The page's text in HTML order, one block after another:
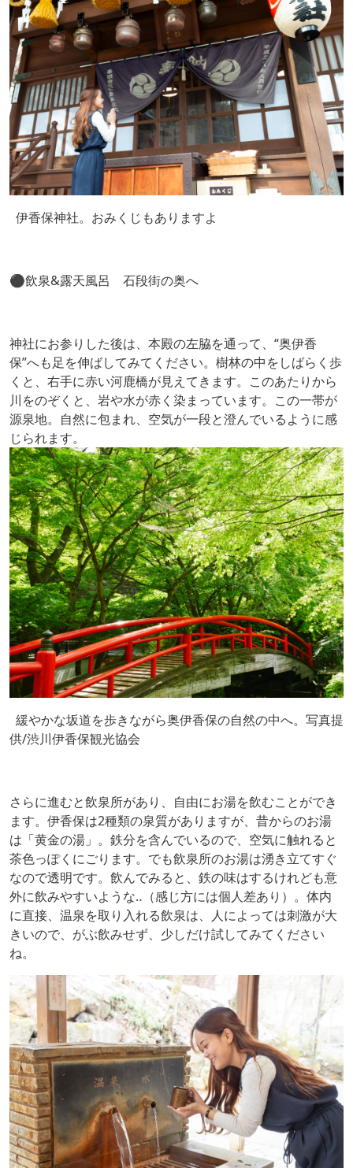
伊香保神社。おみくじもありますよ
⚫️飲泉&露天風呂 石段街の奥へ
神社にお参りした後は、本殿の左脇を通って、“奥伊香
保”へも足を伸ばしてみてください。樹林の中をしばらく歩
くと、右手に赤い河鹿橋が見えてきます。このあたりから
川をのぞくと、岩や水が赤く染まっています。この一帯が
源泉地。自然に包まれ、空気が一段と澄んでいるように感
じられます。
緩やかな坂道を歩きながら奥伊香保の自然の中へ。写真提
供/渋川伊香保観光協会
さらに進むと飲泉所があり、自由にお湯を飲むことができ
ます。伊香保は2種類の泉質がありますが、昔からのお湯
は「黄金の湯」。鉄分を含んでいるので、空気に触れると
茶色っぽくにごります。でも飲泉所のお湯は湧き立てすぐ
なので透明です。飲んでみると、鉄の味はするけれども意
外に飲みやすいような‥（感じ方には個人差あり）。体内
に直接、温泉を取り入れる飲泉は、人によっては刺激が大
きいので、がぶ飲みせず、少しだけ試してみてください
ね。